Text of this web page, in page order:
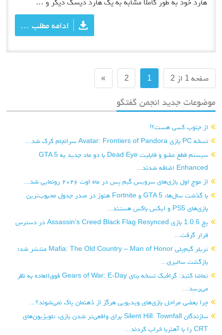
ادامه مطلب …
صفحه 1 از 2 1
2
»
موضوعات جدید انجمن گفتگو
از جنوب کسی هست؟!
نسخه PC بازی Avatar: Frontiers of Pandora سرانجام کرک شد...
سیستم قطع عضو و قابلیت Dead Eye با دو ماد جدید به GTA 5
Enhanced اضافه شدند...
از موج اول بازی‌های سرویس گیم پس در ماه اوت ۲۰۲۶ رونمایی شد...
با گذشت سال‌ها، GTA 5 و Fortnite هنوز در صدر جدول محبوب‌ترین
بازی‌های PS5 و ایکس باکس هستند...
پچ 1.0.6 بازی Assassin’s Creed Black Flag Resynced در دسترس
قرار گرفت...
تریلر گیم‌پلی Mafia: The Old Country – Man of Honor منتشر شد؛
بازگشت سالیری...
تماشا کنید: گرافیک نسخه بتای Gears of War: E-Day فوق‌العاده به نظر
می‌رسد...
چرا بعضی مراحل بازی‌های ویدیویی هرگز از ذهنمان پاک نمی‌شوند؟...
سازندگان Silent Hill: Townfall برای واقعی‌تر شدن بازی، تلویزیون‌های
CRT را با آهنربا خراب کردند...